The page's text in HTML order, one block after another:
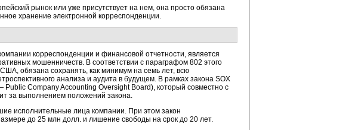
рынок или уже присутствует на нем, она просто обязана
хранение электронной корреспонденции.
корреспонденции и финансовой отчетности, является
мошенничеств. В соответствии с параграфом 802 этого
обязана сохранять, как минимум на семь лет, всю
анализа и аудита в будущем. В рамках закона SOX
Company Accounting Oversight Board), который совместно с
за выполнением положений закона.
исполнительные лица компании. При этом закон
до 25 млн долл. и лишение свободы на срок до 20 лет.